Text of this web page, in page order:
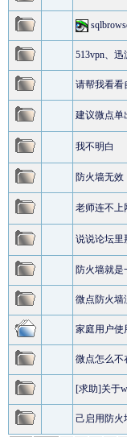
513vpn、
请帮我看看
建议微点单
我不明白
防火墙无效
老师连不上
说说论坛里
防火墙就是
微点防火墙
家庭用户使
微点怎么不
[求助]关于
己启用防火